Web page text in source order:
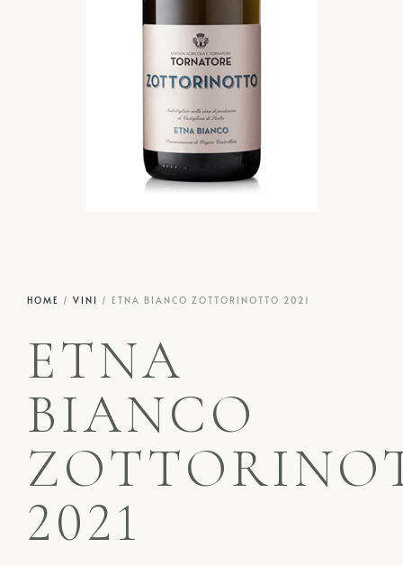
HOME / VINI / ETNA BIANCO ZOTTORINOTTO 2021
ETNA
BIANCO
2021